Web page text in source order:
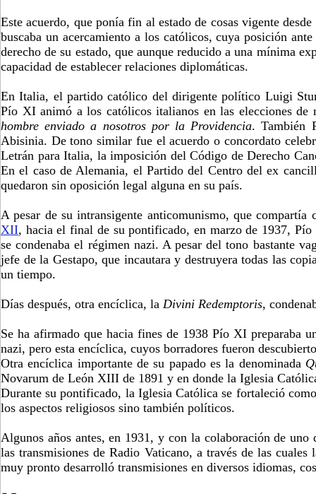
Este acuerdo, que ponía fin al estado de cosas vigente
buscaba un acercamiento a los católicos, cuya posición
derecho de su estado, que aunque reducido a una mínima
capacidad de establecer relaciones diplomáticas.
En Italia, el partido católico del dirigente político Luigi
Pío XI animó a los católicos italianos en las elecciones
hombre enviado a nosotros por la Providencia. También
Abisinia. De tono similar fue el acuerdo o concordato
Letrán para Italia, la imposición del Código de Derecho
En el caso de Alemania, el Partido del Centro del ex
quedaron sin oposición legal alguna en su país.
A pesar de su intransigente anticomunismo, que
XII, hacia el final de su pontificado, en marzo de 1937,
se condenaba el régimen nazi. A pesar del tono bastante
jefe de la Gestapo, que incautara y destruyera todas las
un tiempo.
Días después, otra encíclica, la Divini Redemptoris,
Se ha afirmado que hacia fines de 1938 Pío XI preparaba
nazi, pero esta encíclica, cuyos borradores fueron
Otra encíclica importante de su papado es la denominada
Novarum de León XIII de 1891 y en donde la Iglesia
Durante su pontificado, la Iglesia Católica se fortaleció
los aspectos religiosos sino también políticos.
Algunos años antes, en 1931, y con la colaboración de
las transmisiones de Radio Vaticano, a través de las
muy pronto desarrolló transmisiones en diversos idiomas,